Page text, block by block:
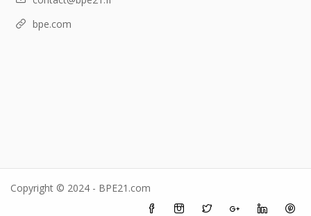
bpe.com
Copyright © 2024 - BPE21.com